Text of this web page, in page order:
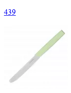
439